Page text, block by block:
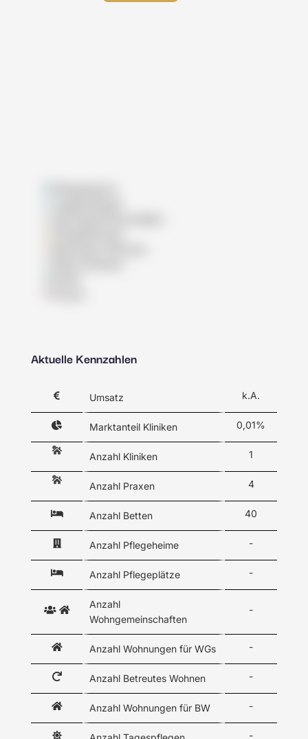
Aktuelle Kennzahlen
Umsatz k.A.
Marktanteil Kliniken 0,01%
Anzahl Kliniken 1
Anzahl Praxen 4
Anzahl Betten 40
Anzahl Pflegeheime -
Anzahl Pflegeplätze -
Anzahl
Wohngemeinschaften
-
Anzahl Wohnungen für WGs -
Anzahl Betreutes Wohnen -
Anzahl Wohnungen für BW -
-